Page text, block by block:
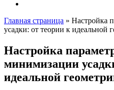
Главная страница » Настройка
усадки: от теории к идеальной
Настройка
минимизации
идеальной